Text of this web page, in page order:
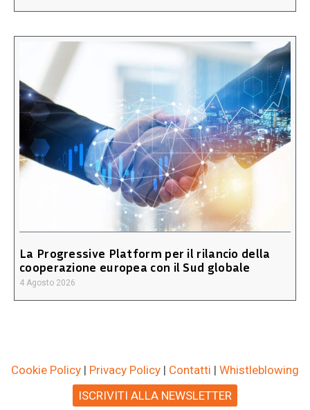
La Progressive Platform per il rilancio della
cooperazione europea con il Sud globale
4 Agosto 2026
Cookie Policy | Privacy Policy | Contatti | Whistleblowing
ISCRIVITI ALLA NEWSLETTER